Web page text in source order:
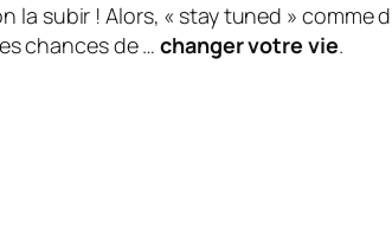
la subir ! Alors, « stay tuned » comme
chances de …changer votre vie.